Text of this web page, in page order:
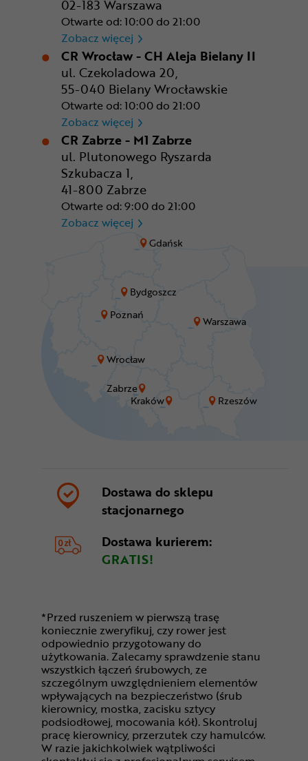
Bydgoszcz
Gdańsk
Kraków
Poznań
Rzeszów
Warszawa
Wrocław
Zabrze
02-183 Warszawa
Otwarte od: 10:00 do 21:00
Zobacz więcej CR Warszawa - CH Okęcie
CR Wrocław - CH Aleja Bielany II
ul. Czekoladowa 20,
55-040 Bielany Wrocławskie
Otwarte od: 10:00 do 21:00
Zobacz więcej CR Wrocław - CH Aleja
CR Zabrze - M1 Zabrze
ul. Plutonowego Ryszarda
Szkubacza 1,
41-800 Zabrze
Otwarte od: 9:00 do 21:00
Zobacz więcej CR Zabrze - M1 Zabrze
Dostawa do sklepu
stacjonarnego
Dostawa kurierem:
GRATIS!
*Przed ruszeniem w pierwszą trasę
koniecznie zweryfikuj, czy rower jest
odpowiednio przygotowany do
użytkowania. Zalecamy sprawdzenie stanu
wszystkich łączeń śrubowych, ze
szczególnym uwzględnieniem elementów
wpływających na bezpieczeństwo (śrub
kierownicy, mostka, zacisku sztycy
podsiodłowej, mocowania kół). Skontroluj
pracę kierownicy, przerzutek czy hamulców.
W razie jakichkolwiek wątpliwości